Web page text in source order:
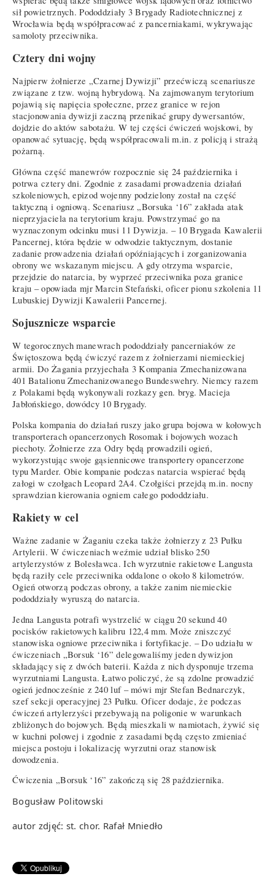
sił powietrznych. Pododdziały 3 Brygady Radiotechnicznej z
Wrocławia będą współpracować z pancerniakami, wykrywając
samoloty przeciwnika.
Cztery dni wojny
Najpierw żołnierze „Czarnej Dywizji” przećwiczą scenariusze
związane z tzw. wojną hybrydową. Na zajmowanym terytorium
pojawią się napięcia społeczne, przez granice w rejon
stacjonowania dywizji zaczną przenikać grupy dywersantów,
dojdzie do aktów sabotażu. W tej części ćwiczeń wojskowi, by
opanować sytuację, będą współpracowali m.in. z policją i strażą
pożarną.
Główna część manewrów rozpocznie się 24 października i
potrwa cztery dni. Zgodnie z zasadami prowadzenia działań
szkoleniowych, epizod wojenny podzielony został na część
taktyczną i ogniową. Scenariusz „Borsuka ‘16” zakłada atak
nieprzyjaciela na terytorium kraju. Powstrzymać go na
wyznaczonym odcinku musi 11 Dywizja. – 10 Brygada Kawalerii
Pancernej, która będzie w odwodzie taktycznym, dostanie
zadanie prowadzenia działań opóźniających i zorganizowania
obrony we wskazanym miejscu. A gdy otrzyma wsparcie,
przejdzie do natarcia, by wyprzeć przeciwnika poza granice
kraju – opowiada mjr Marcin Stefański, oficer pionu szkolenia 11
Lubuskiej Dywizji Kawalerii Pancernej.
Sojusznicze wsparcie
W tegorocznych manewrach pododdziały pancerniaków ze
Świętoszowa będą ćwiczyć razem z żołnierzami niemieckiej
armii. Do Żagania przyjechała 3 Kompania Zmechanizowana
401 Batalionu Zmechanizowanego Bundeswehry. Niemcy razem
z Polakami będą wykonywali rozkazy gen. bryg. Macieja
Jabłońskiego, dowódcy 10 Brygady.
Polska kompania do działań ruszy jako grupa bojowa w kołowych
transporterach opancerzonych Rosomak i bojowych wozach
piechoty. Żołnierze zza Odry będą prowadzili ogień,
wykorzystując swoje gąsiennicowe transportery opancerzone
typu Marder. Obie kompanie podczas natarcia wspierać będą
załogi w czołgach Leopard 2A4. Czołgiści przejdą m.in. nocny
sprawdzian kierowania ogniem całego pododdziału.
Rakiety w cel
Ważne zadanie w Żaganiu czeka także żołnierzy z 23 Pułku
Artylerii. W ćwiczeniach weźmie udział blisko 250
artylerzystów z Bolesławca. Ich wyrzutnie rakietowe Langusta
będą raziły cele przeciwnika oddalone o około 8 kilometrów.
Ogień otworzą podczas obrony, a także zanim niemieckie
pododdziały wyruszą do natarcia.
Jedna Langusta potrafi wystrzelić w ciągu 20 sekund 40
pocisków rakietowych kalibru 122,4 mm. Może zniszczyć
stanowiska ogniowe przeciwnika i fortyfikacje. – Do udziału w
ćwiczeniach „Borsuk ‘16” delegowaliśmy jeden dywizjon
składający się z dwóch baterii. Każda z nich dysponuje trzema
wyrzutniami Langusta. Łatwo policzyć, że są zdolne prowadzić
ogień jednocześnie z 240 luf – mówi mjr Stefan Bednarczyk,
szef sekcji operacyjnej 23 Pułku. Oficer dodaje, że podczas
ćwiczeń artylerzyści przebywają na poligonie w warunkach
zbliżonych do bojowych. Będą mieszkali w namiotach, żywić się
w kuchni polowej i zgodnie z zasadami będą często zmieniać
miejsca postoju i lokalizację wyrzutni oraz stanowisk
dowodzenia.
Ćwiczenia „Borsuk ‘16” zakończą się 28 października.
Bogusław Politowski
autor zdjęć: st. chor. Rafał Mniedło